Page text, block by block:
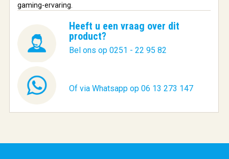
gaming-ervaring.
Heeft u een vraag over dit
product?
Bel ons op 0251 - 22 95 82
Of via Whatsapp op 06 13 273 147